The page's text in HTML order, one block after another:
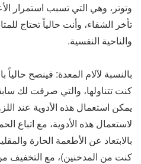
وتوتر، وهي التي تسبب استمرار
تأخر الشفاء، وأنت حالياً تحتاج
والناحية النفسية.
بالنسبة لآلام المعدة: فينصح حالياً
كنت تتناولها، والتي صرفت لك
يمكن استعمال هذه الأدوية عند
لاستعمال هذه الأدوية، مع اتباع
بالابتعاد عن الأطعمة الحارة
كنت من المدخنين)، مع التخفيف